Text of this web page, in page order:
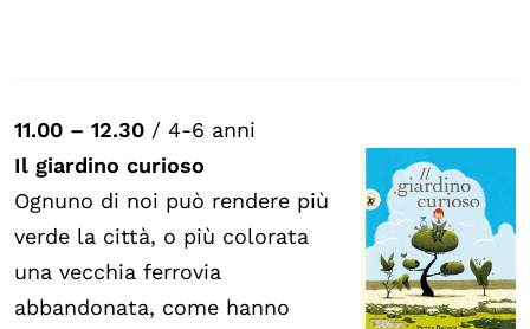
11.00 – 12.30 / 4-6 anni
Il giardino curioso
Ognuno di noi può rendere più
verde la città, o più colorata
una vecchia ferrovia
abbandonata, come hanno